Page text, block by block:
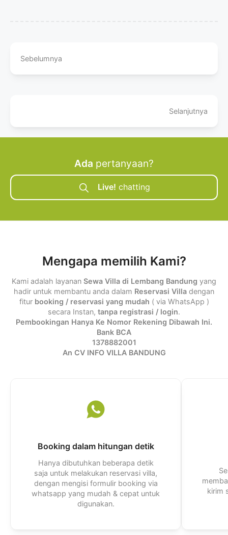
Sebelumnya
Selanjutnya
Ada pertanyaan?
Live! chatting
Mengapa memilih Kami?
Kami adalah layanan Sewa Villa di Lembang Bandung yang
hadir untuk membantu anda dalam Reservasi Villa dengan
fitur booking / reservasi yang mudah ( via WhatsApp )
secara Instan, tanpa registrasi / login.
Pembookingan Hanya Ke Nomor Rekening Dibawah Ini.
Bank BCA
1378882001
An CV INFO VILLA BANDUNG
Booking dalam hitungan detik
Hanya dibutuhkan beberapa detik
saja untuk melakukan reservasi villa,
dengan mengisi formulir booking via
whatsapp yang mudah & cepat untuk
digunakan.
kirim